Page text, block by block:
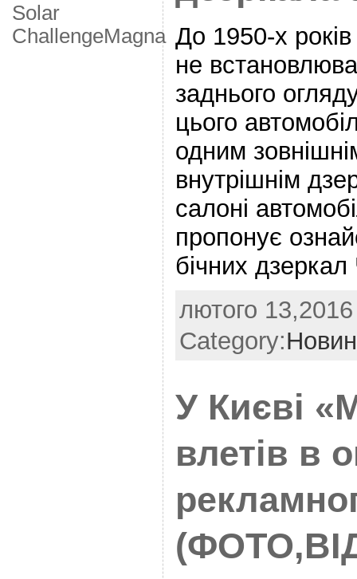
Solar
ChallengeМagna До 1950-х років
не
заднього
цього
одним
внутрішнім
салоні
пропонує
бічних
лютого
Category:
У Києві
влетів в